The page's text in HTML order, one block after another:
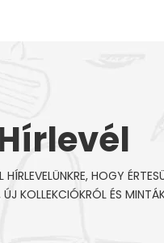
HÍRLEVELÜNKRE, HOGY
KOLLEKCIÓKRÓL ÉS